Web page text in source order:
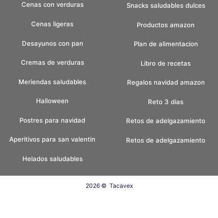
Cenas con verduras
Cenas ligeras
Desayunos con pan
Cremas de verduras
Meriendas saludables
Halloween
Postres para navidad
Aperitivos para san valentin
Helados saludables
Snacks saludables dulces
Productos amazon
Plan de alimentacion
Libro de recetas
Regalos navidad amazon
Reto 3 dias
Retos de adelgazamiento
Retos de adelgazamiento
2026 © Tacavex